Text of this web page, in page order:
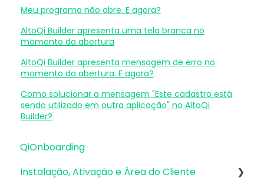
Meu programa não abre. E agora?
AltoQi Builder apresenta uma tela branca no
momento da abertura
AltoQi Builder apresenta mensagem de erro no
momento da abertura. E agora?
Como solucionar a mensagem "Este cadastro está
sendo utilizado em outra aplicação" no AltoQi
Builder?
QiOnboarding
Instalação, Ativação e Área do Cliente